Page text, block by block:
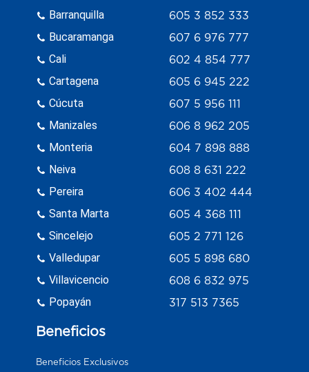
Barranquilla
Bucaramanga
Cali
Cartagena
Cúcuta
Manizales
Monteria
Neiva
Pereira
Santa Marta
Sincelejo
Valledupar
Villavicencio
Popayán
605 3 852 333
607 6 976 777
602 4 854 777
605 6 945 222
607 5 956 111
606 8 962 205
604 7 898 888
608 8 631 222
606 3 402 444
605 4 368 111
605 2 771 126
605 5 898 680
608 6 832 975
317 513 7365
Beneficios
Beneficios Exclusivos